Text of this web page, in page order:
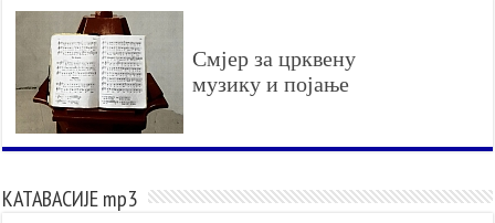
Смјер за црквену
музику и појање
КАТАВАСИЈЕ mp3